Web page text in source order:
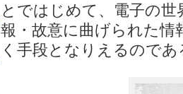
とではじめて、電子の
報・故意に曲げられた情
く手段となりえるのであ